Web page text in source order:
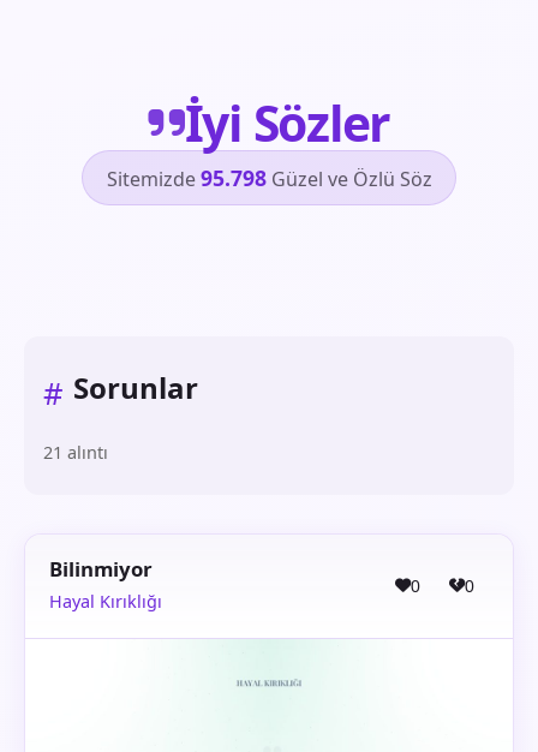
İyi Sözler
Sitemizde95.798Güzel ve Özlü Söz
# Sorunlar
21 alıntı
Bilinmiyor
Hayal Kırıklığı
0 0